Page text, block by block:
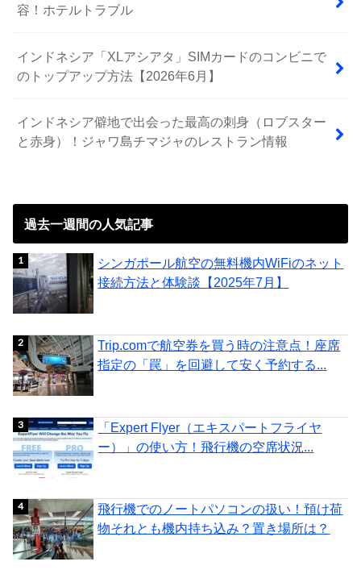
容！ホテルトラブル
インドネシア「XLアシアタ」SIMカードのコンビニで
のトップアップ方法【2026年6月】
インドネシア僻地で出会った最高の刺身（ロブスター
と赤身）！ジャワ島チマジャのレストラン情報
過去一週間の人気記事
シンガポール航空の無料機内WiFiのネット
接続方法と体験談【2025年7月】
Trip.comで航空券を買う時の注意点！座席
指定の「罠」を回避して安く予約する...
「Expert Flyer（エキスパートフライヤ
ー）」の使い方！飛行機の空席状況...
飛行機でのノートパソコンの扱い！預け荷
物それとも機内持ち込み？置き場所は？